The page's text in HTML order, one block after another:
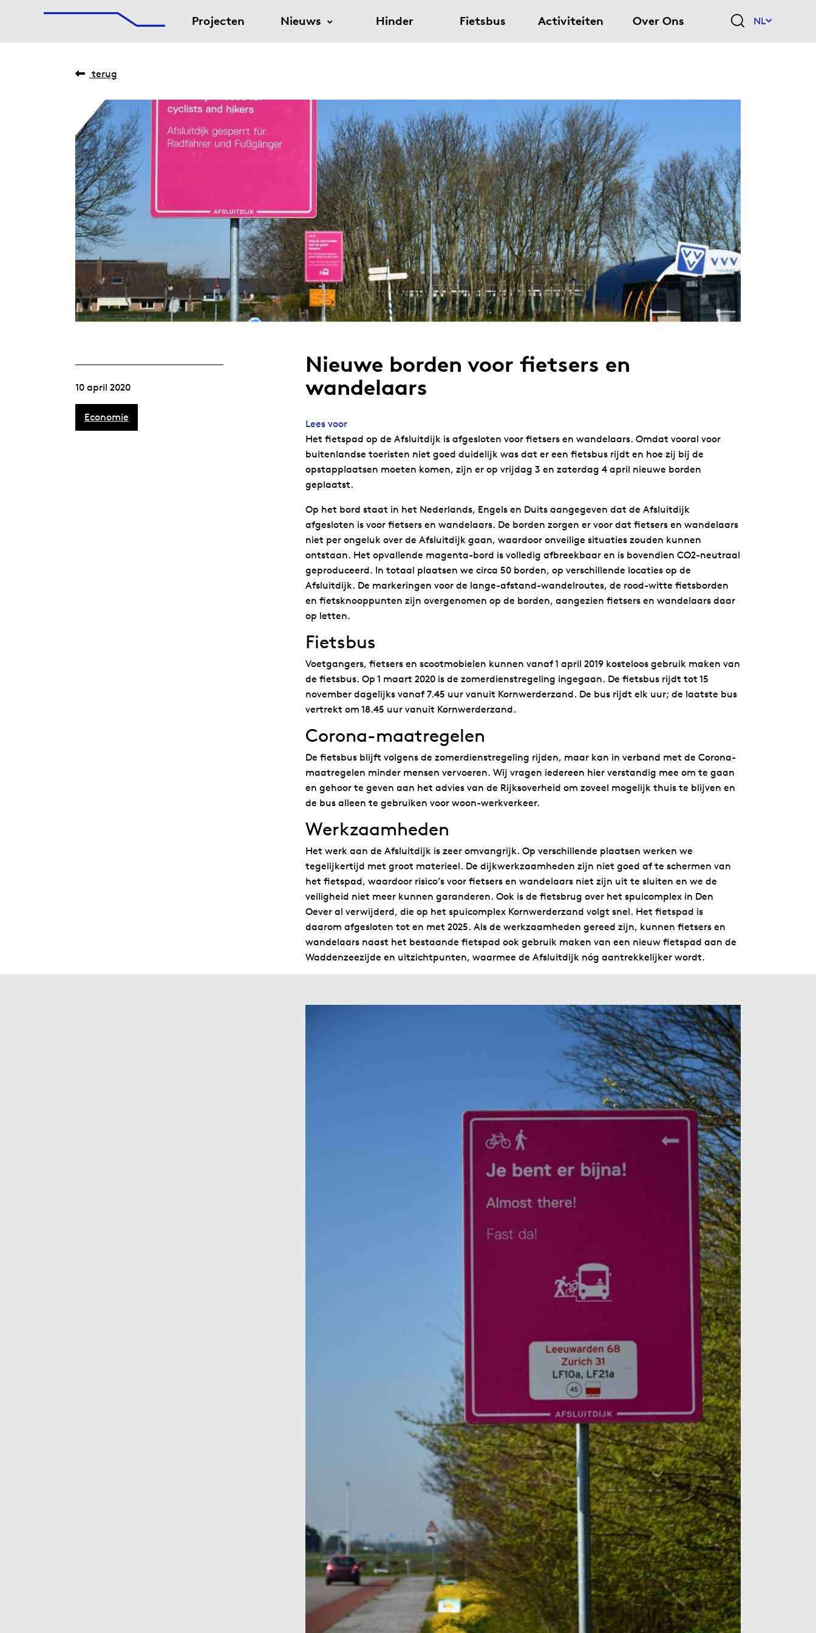
De Afsluitdijk
Projecten Nieuws Hinder Fietsbus Activiteiten Over Ons NL
terug
10 april 2020
Economie
Nieuwe borden voor fietsers en
wandelaars
Lees voor
Het fietspad op de Afsluitdijk is afgesloten voor fietsers en wandelaars. Omdat vooral voor
buitenlandse toeristen niet goed duidelijk was dat er een fietsbus rijdt en hoe zij bij de
opstapplaatsen moeten komen, zijn er op vrijdag 3 en zaterdag 4 april nieuwe borden
geplaatst.
Op het bord staat in het Nederlands, Engels en Duits aangegeven dat de Afsluitdijk
afgesloten is voor fietsers en wandelaars. De borden zorgen er voor dat fietsers en wandelaars
niet per ongeluk over de Afsluitdijk gaan, waardoor onveilige situaties zouden kunnen
ontstaan. Het opvallende magenta-bord is volledig afbreekbaar en is bovendien CO2-neutraal
geproduceerd. In totaal plaatsen we circa 50 borden, op verschillende locaties op de
Afsluitdijk. De markeringen voor de lange-afstand-wandelroutes, de rood-witte fietsborden
en fietsknooppunten zijn overgenomen op de borden, aangezien fietsers en wandelaars daar
op letten.
Fietsbus
Voetgangers, fietsers en scootmobielen kunnen vanaf 1 april 2019 kosteloos gebruik maken van
de fietsbus. Op 1 maart 2020 is de zomerdienstregeling ingegaan. De fietsbus rijdt tot 15
november dagelijks vanaf 7.45 uur vanuit Kornwerderzand. De bus rijdt elk uur; de laatste bus
vertrekt om 18.45 uur vanuit Kornwerderzand.
Corona-maatregelen
De fietsbus blijft volgens de zomerdienstregeling rijden, maar kan in verband met de Corona-
maatregelen minder mensen vervoeren. Wij vragen iedereen hier verstandig mee om te gaan
en gehoor te geven aan het advies van de Rijksoverheid om zoveel mogelijk thuis te blijven en
de bus alleen te gebruiken voor woon-werkverkeer.
Werkzaamheden
Het werk aan de Afsluitdijk is zeer omvangrijk. Op verschillende plaatsen werken we
tegelijkertijd met groot materieel. De dijkwerkzaamheden zijn niet goed af te schermen van
het fietspad, waardoor risico’s voor fietsers en wandelaars niet zijn uit te sluiten en we de
veiligheid niet meer kunnen garanderen. Ook is de fietsbrug over het spuicomplex in Den
Oever al verwijderd, die op het spuicomplex Kornwerderzand volgt snel. Het fietspad is
daarom afgesloten tot en met 2025. Als de werkzaamheden gereed zijn, kunnen fietsers en
wandelaars naast het bestaande fietspad ook gebruik maken van een nieuw fietspad aan de
Waddenzeezijde en uitzichtpunten, waarmee de Afsluitdijk nóg aantrekkelijker wordt.